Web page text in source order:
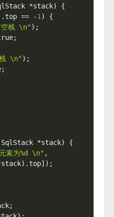
*stack)
{
.top == -1 )
{
栈 \n") ;
;
\n") ;
;
SqlStack *stack)
{
素为%d \n" ,
stack) .top] ) ;
;